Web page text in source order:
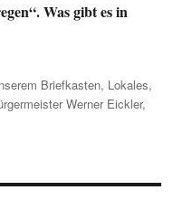
Was gibt es in
Briefkasten, Lokales,
Werner Eickler,